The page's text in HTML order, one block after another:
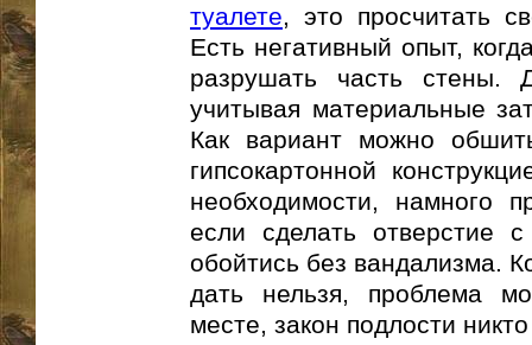
туалете, это просчитать
Есть негативный опыт,
разрушать часть стены.
учитывая материальные
Как вариант можно
гипсокартонной
необходимости, намного
если сделать отверстие
обойтись без вандализма.
дать нельзя, проблема
месте, закон подлости